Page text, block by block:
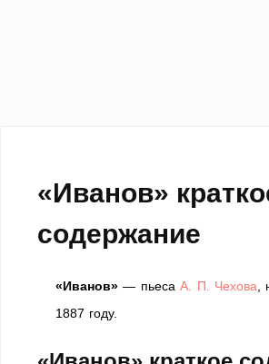
«Иванов»
содержание
«Иванов» — пьесаА. П. Чехова
1887 году.